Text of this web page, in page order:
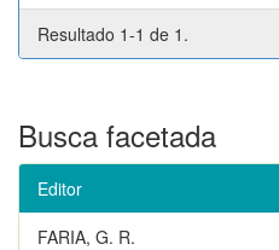
Resultado 1-1 de 1.
Busca facetada
Editor
FARIA, G. R.